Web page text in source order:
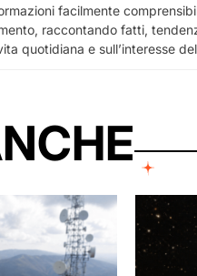
facilmente
raccontando fatti,
quotidiana e sull’interesse